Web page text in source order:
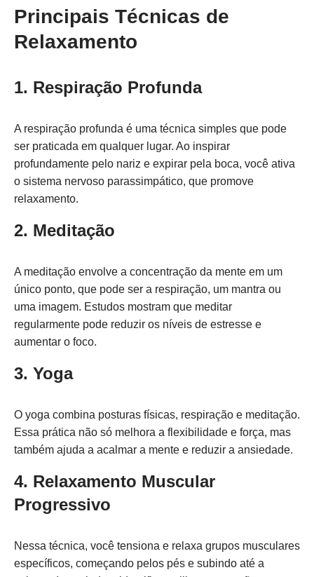
Principais Técnicas de
Relaxamento
1. Respiração Profunda
A respiração profunda é uma técnica simples que pode
ser praticada em qualquer lugar. Ao inspirar
profundamente pelo nariz e expirar pela boca, você ativa
o sistema nervoso parassimpático, que promove
relaxamento.
2. Meditação
A meditação envolve a concentração da mente em um
único ponto, que pode ser a respiração, um mantra ou
uma imagem. Estudos mostram que meditar
regularmente pode reduzir os níveis de estresse e
aumentar o foco.
3. Yoga
O yoga combina posturas físicas, respiração e meditação.
Essa prática não só melhora a flexibilidade e força, mas
também ajuda a acalmar a mente e reduzir a ansiedade.
4. Relaxamento Muscular
Progressivo
Nessa técnica, você tensiona e relaxa grupos musculares
específicos, começando pelos pés e subindo até a